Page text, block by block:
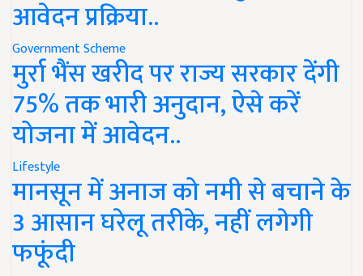
आवेदन प्रक्रिया..
Government Scheme
मुर्रा भैंस खरीद पर राज्य सरकार देंगी
75% तक भारी अनुदान, ऐसे करें
योजना में आवेदन..
Lifestyle
मानसून में अनाज को नमी से बचाने के
3 आसान घरेलू तरीके, नहीं लगेगी
फफूंदी